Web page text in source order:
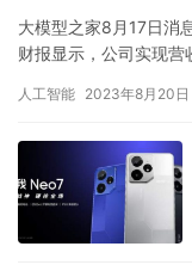
大模型之家8月17日消
财报显示，公司实现
人工智能 2023年8月20日